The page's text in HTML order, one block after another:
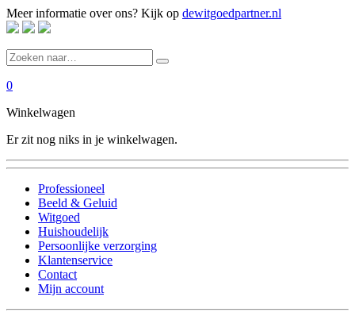
Meer informatie over ons? Kijk op dewitgoedpartner.nl
0
Winkelwagen
Er zit nog niks in je winkelwagen.
Professioneel
Beeld & Geluid
Witgoed
Huishoudelijk
Persoonlijke verzorging
Klantenservice
Contact
Mijn account